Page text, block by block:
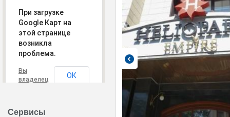
При загрузке
Google Карт на
этой странице
возникла
проблема.
Вы
владелец
ОК
Сервисы